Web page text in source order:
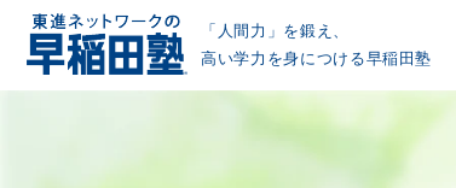
「人間力」を鍛え、
高い学力を身につける早稲田塾